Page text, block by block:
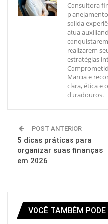
Consultora
sólida
atua
realizarem
estratégias
Márcia é
clara, ética e
duradouros.
POST ANTERIOR
5 dicas práticas para
organizar suas finanças
em 2026
VOCÊ TAMBÉM PODE